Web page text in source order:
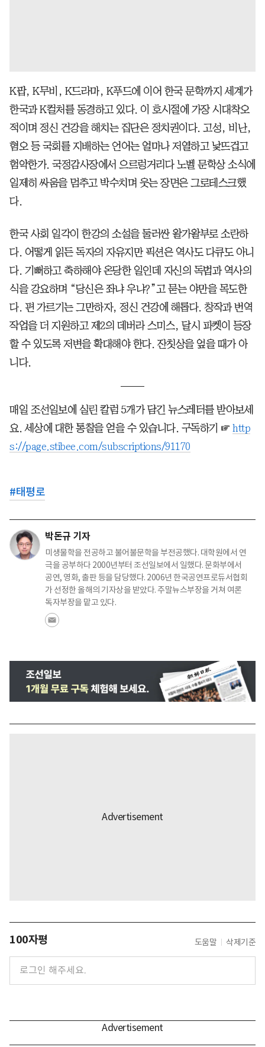
K팝, K무비, K드라마, K푸드에 이어 한국 문학까지 세계가
한국과 K컬처를 동경하고 있다. 이 호시절에 가장 시대착오
적이며 정신 건강을 해치는 집단은 정치권이다. 고성, 비난,
혐오 등 국회를 지배하는 언어는 얼마나 저열하고 낯뜨겁고
험악한가. 국정감사장에서 으르렁거리다 노벨 문학상 소식에
일제히 싸움을 멈추고 박수치며 웃는 장면은 그로테스크했
다.
한국 사회 일각이 한강의 소설을 둘러싼 왈가왈부로 소란하
다. 어떻게 읽든 독자의 자유지만 픽션은 역사도 다큐도 아니
다. 기뻐하고 축하해야 온당한 일인데 자신의 독법과 역사의
식을 강요하며 “당신은 좌냐 우냐?”고 묻는 야만을 목도한
다. 편 가르기는 그만하자, 정신 건강에 해롭다. 창작과 번역
작업을 더 지원하고 제2의 데버라 스미스, 달시 파켓이 등장
할 수 있도록 저변을 확대해야 한다. 잔칫상을 엎을 때가 아
니다.
매일 조선일보에 실린 칼럼 5개가 담긴 뉴스레터를 받아보세
요. 세상에 대한 통찰을 얻을 수 있습니다. 구독하기 ☞ http
s://page.stibee.com/subscriptions/91170
#태평로
박돈규 기자
미생물학을 전공하고 불어불문학을 부전공했다. 대학원에서 연
극을 공부하다 2000년부터 조선일보에서 일했다. 문화부에서
공연, 영화, 출판 등을 담당했다. 2006년 한국공연프로듀서협회
가 선정한 올해의 기자상을 받았다. 주말뉴스부장을 거쳐 여론
독자부장을 맡고 있다.
100자평 도움말 삭제기준